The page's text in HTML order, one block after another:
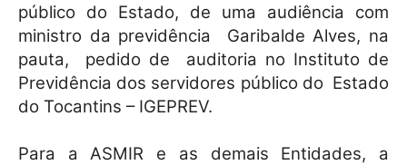
público do Estado, de uma audiência com
ministro da previdência
Garibalde Alves, na
pauta, pedido de auditoria no Instituto de
Previdência dos servidores público do Estado
do Tocantins – IGEPREV.
Para a ASMIR e as demais Entidades, a